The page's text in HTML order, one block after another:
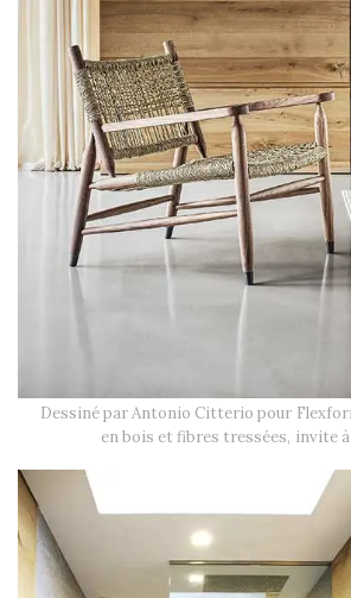
Dessiné par Antonio Citterio pour
en bois et fibres tressées, invite